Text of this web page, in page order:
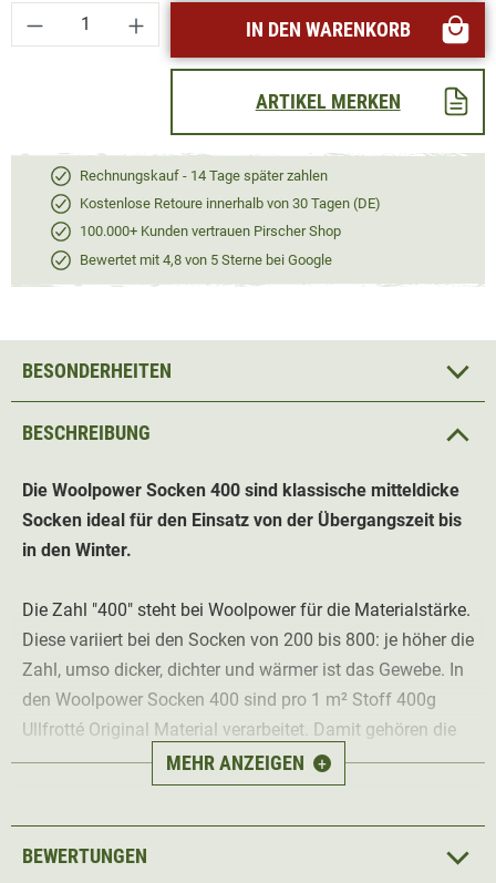
Produkt Anzahl: Gib den gewünschten
IN DEN WARENKORB
ARTIKEL MERKEN
Rechnungskauf - 14 Tage später zahlen
Kostenlose Retoure innerhalb von 30 Tagen (DE)
100.000+ Kunden vertrauen Pirscher Shop
Bewertet mit 4,8 von 5 Sterne bei Google
BESCHREIBUNG
Die Woolpower Socken 400 sind klassische mitteldicke
Socken ideal für den Einsatz von der Übergangszeit bis
in den Winter.
Die Zahl "400" steht bei Woolpower für die Materialstärke.
Diese variiert bei den Socken von 200 bis 800: je höher die
Zahl, umso dicker, dichter und wärmer ist das Gewebe. In
den Woolpower Socken 400 sind pro 1 m² Stoff 400g
Ullfrotté Original Material verarbeitet. Damit gehören die
Socken 400 zu denmitteldicken und warmen Woolpower
. Die mitteldicken 400er Socken eignen sich
Socken können alleine oder nach Zwiebelprinzip in
MEHR ANZEIGEN +
BESONDERHEITEN
BEWERTUNGEN